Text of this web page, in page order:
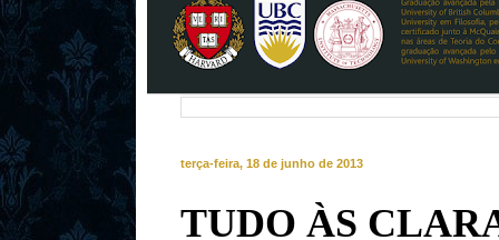
terça-feira, 18 de junho de 2013
TUDO ÀS